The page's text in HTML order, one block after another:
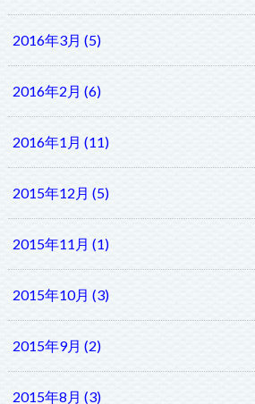
2016年3月 (5)
2016年2月 (6)
2016年1月 (11)
2015年12月 (5)
2015年11月 (1)
2015年10月 (3)
2015年9月 (2)
2015年8月 (3)